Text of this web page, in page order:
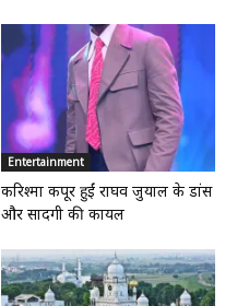
Entertainment
करिश्मा कपूर हुईं राघव जुयाल के डांस
और सादगी की कायल